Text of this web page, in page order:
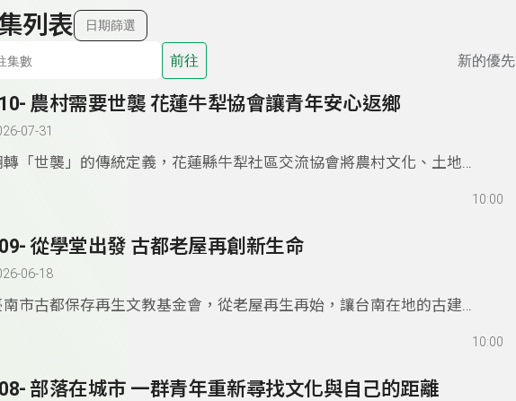
列表 日期篩選
前往 新的優先
農村需要世襲 花蓮牛犁協會讓青年安心返鄉
07-31
轉「世襲」的傳統定義，花蓮縣牛犁社區交流協會將農村文化、土地情
10:00
從學堂出發 古都老屋再創新生命
06-18
南市古都保存再生文教基金會，從老屋再生再始，讓台南在地的古建築
10:00
部落在城市 一群青年重新尋找文化與自己的距離